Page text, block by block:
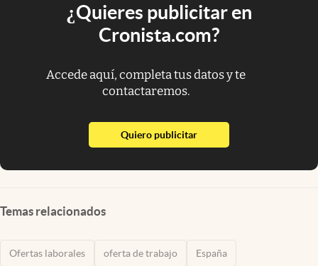
¿Quieres publicitar en
Cronista.com?
Accede aquí, completa tus datos y te
contactaremos.
Quiero publicitarabre en nueva pestaña
Temas relacionados
Ofertas laborales oferta de trabajo España